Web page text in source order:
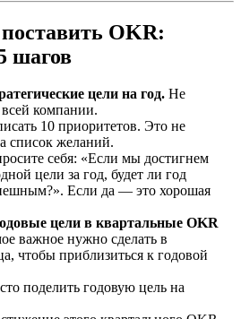
OKR:
шагов
цели на год. Не
компании.
10 приоритетов. Это не
список желаний.
себя: «Если мы достигнем
цели за год, будет ли год
Если да — это хорошая
цели в квартальные OKR
важное нужно сделать в
чтобы приблизиться к годовой
поделить годовую цель на